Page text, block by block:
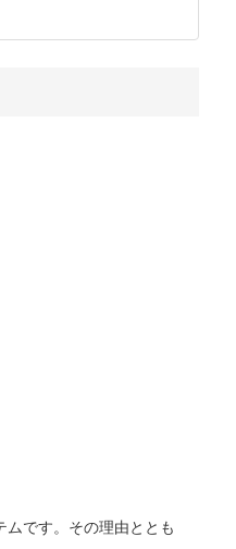
です。その理由ととも